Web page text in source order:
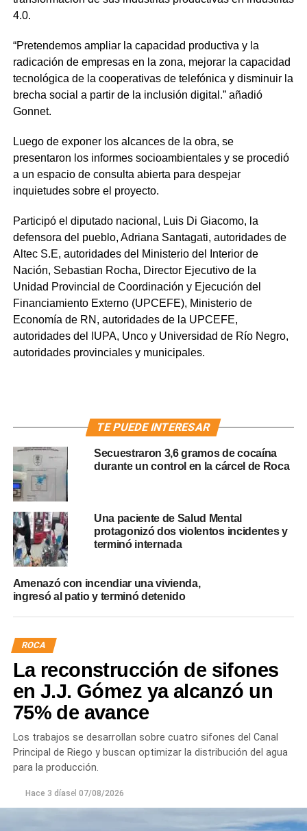
4.0.
“Pretendemos ampliar la capacidad productiva y la
radicación de empresas en la zona, mejorar la capacidad
tecnológica de la cooperativas de telefónica y disminuir la
brecha social a partir de la inclusión digital.” añadió
Gonnet.
Luego de exponer los alcances de la obra, se
presentaron los informes socioambientales y se procedió
a un espacio de consulta abierta para despejar
inquietudes sobre el proyecto.
Participó el diputado nacional, Luis Di Giacomo, la
defensora del pueblo, Adriana Santagati, autoridades de
Altec S.E, autoridades del Ministerio del Interior de
Nación, Sebastian Rocha, Director Ejecutivo de la
Unidad Provincial de Coordinación y Ejecución del
Financiamiento Externo (UPCEFE), Ministerio de
Economía de RN, autoridades de la UPCEFE,
autoridades del IUPA, Unco y Universidad de Río Negro,
autoridades provinciales y municipales.
TE PUEDE INTERESAR
Secuestraron 3,6 gramos de cocaína
durante un control en la cárcel de Roca
Una paciente de Salud Mental
protagonizó dos violentos incidentes y
terminó internada
Amenazó con incendiar una vivienda,
ingresó al patio y terminó detenido
ROCA
La reconstrucción de sifones
en J.J. Gómez ya alcanzó un
75% de avance
Los trabajos se desarrollan sobre cuatro sifones del Canal
Principal de Riego y buscan optimizar la distribución del agua
para la producción.
Hace 3 díasel 07/08/2026